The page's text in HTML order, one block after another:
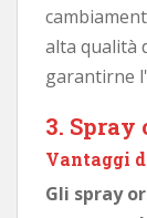
alta qualità
garantirne
3. Spray
Vantaggi
Gli spray